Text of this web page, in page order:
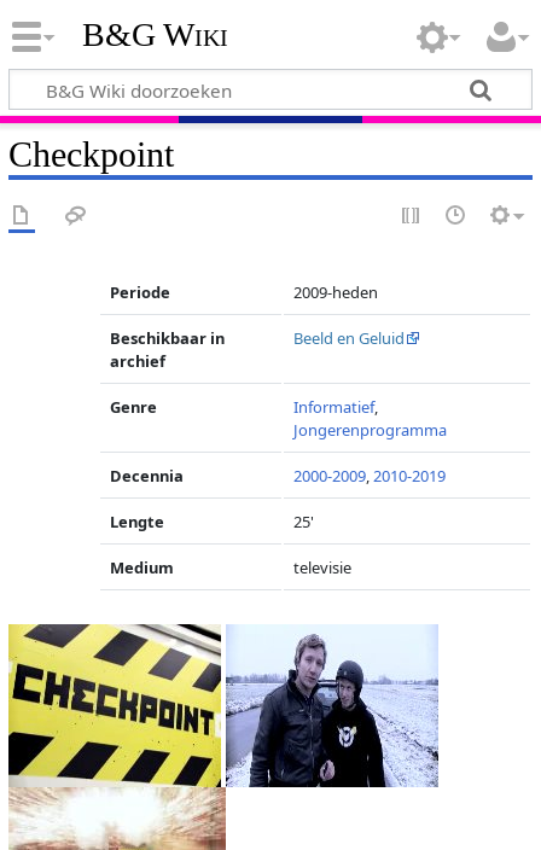
B&G Wiki
Checkpoint
Periode 2009-heden
Beschikbaar in
archief
Beeld en Geluid
Genre Informatief,
Jongerenprogramma
Decennia 2000-2009,2010-2019
Lengte 25'
Medium televisie